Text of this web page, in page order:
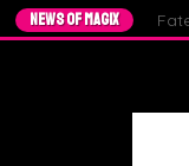
NEWS OF MAGIX